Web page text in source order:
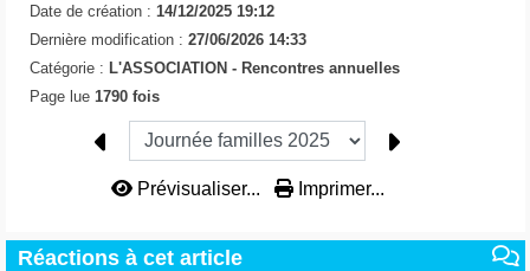
Date de création : 14/12/2025 19:12
Dernière modification : 27/06/2026 14:33
Catégorie : L'ASSOCIATION - Rencontres annuelles
Page lue 1790 fois
Prévisualiser... Imprimer...
Réactions à cet article